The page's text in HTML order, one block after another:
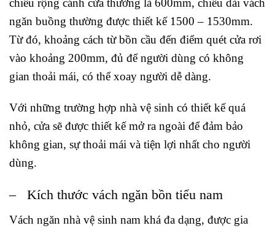
chiều rộng cánh cửa thường là 600mm, chiều dài vách
ngăn buồng thường được thiết kế 1500 – 1530mm.
Từ đó, khoảng cách từ bồn cầu đến điểm quét cửa rơi
vào khoảng 200mm, đủ để người dùng có không
gian thoải mái, có thể xoay người dễ dàng.
Với những trường hợp nhà vệ sinh có thiết kế quá
nhỏ, cửa sẽ được thiết kế mở ra ngoài để đảm bảo
không gian, sự thoải mái và tiện lợi nhất cho người
dùng.
– Kích thước vách ngăn bồn tiểu nam
Vách ngăn nhà vệ sinh nam khá đa dạng, được gia